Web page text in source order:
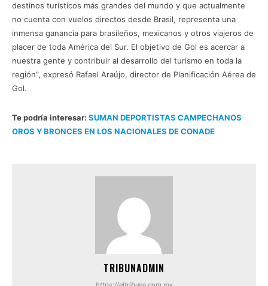
destinos turísticos más grandes del mundo y que actualmente
no cuenta con vuelos directos desde Brasil, representa una
inmensa ganancia para brasileños, mexicanos y otros viajeros de
placer de toda América del Sur. El objetivo de Gol es acercar a
nuestra gente y contribuir al desarrollo del turismo en toda la
región”, expresó Rafael Araújo, director de Planificación Aérea de
Gol.
Te podría interesar: SUMAN DEPORTISTAS CAMPECHANOS
OROS Y BRONCES EN LOS NACIONALES DE CONADE
TRIBUNADMIN